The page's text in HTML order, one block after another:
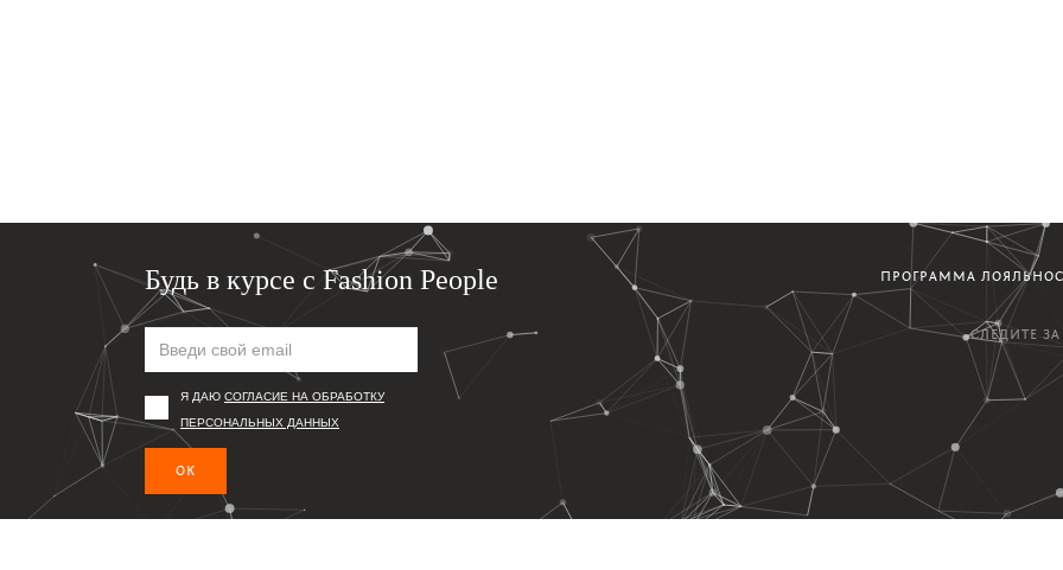
Будь в курсе с Fashion People
Я ДАЮ СОГЛАСИЕ НА ОБРАБОТКУ
ПЕРСОНАЛЬНЫХ ДАННЫХ
ОК
ПРОГРАММА
СЛЕДИТЕ